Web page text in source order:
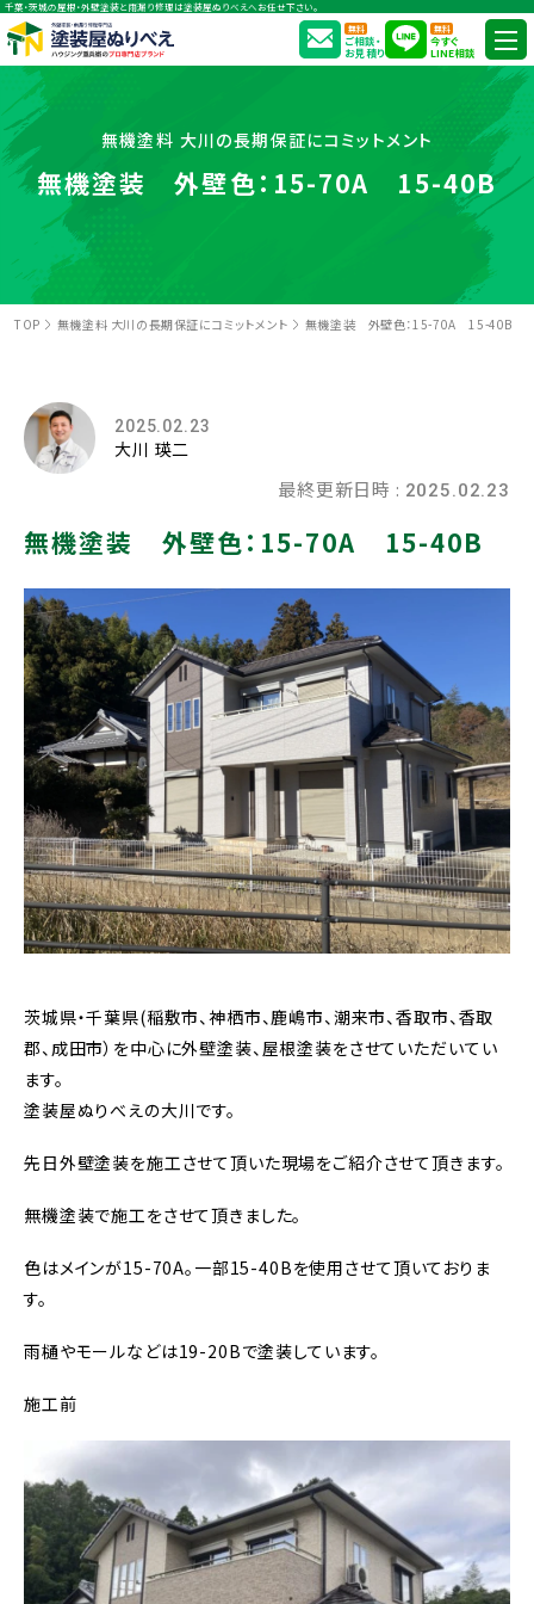
千葉・茨城の屋根・外壁塗装と雨漏り修理は塗装屋ぬりべえへお任せ下さい。
無料
ご相談・
お見積り
無料
今すぐ
LINE相談
無機塗料 大川の長期保証にコミットメント
無機塗装 外壁色：15-70A 15-40B
TOP 無機塗料 大川の長期保証にコミットメント 無機塗装 外壁色：15-70A 15-40B
2025.02.23
大川 瑛二
最終更新日時 : 2025.02.23
無機塗装 外壁色：15-70A 15-40B
茨城県・千葉県(稲敷市、神栖市、鹿嶋市、潮来市、香取市、香取
郡、成田市）を中心に外壁塗装、屋根塗装をさせていただいてい
ます。
塗装屋ぬりべえの大川です。
先日外壁塗装を施工させて頂いた現場をご紹介させて頂きます。
無機塗装で施工をさせて頂きました。
色はメインが15-70A。一部15-40Bを使用させて頂いておりま
す。
雨樋やモールなどは19-20Bで塗装しています。
施工前